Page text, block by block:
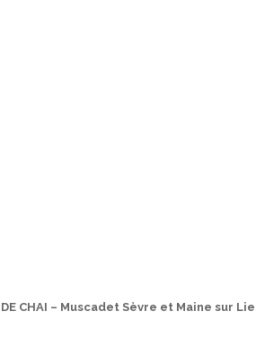
DE CHAI – Muscadet Sèvre et Maine sur